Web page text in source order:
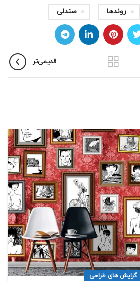
روندها صندلی
قدیمی‌تر
گرایش های طراحی